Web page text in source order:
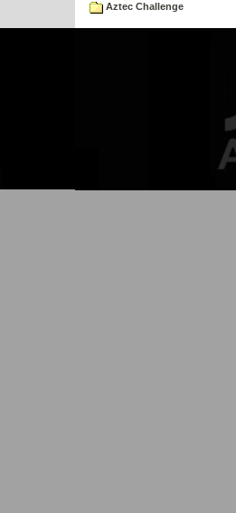
Aztec Challenge